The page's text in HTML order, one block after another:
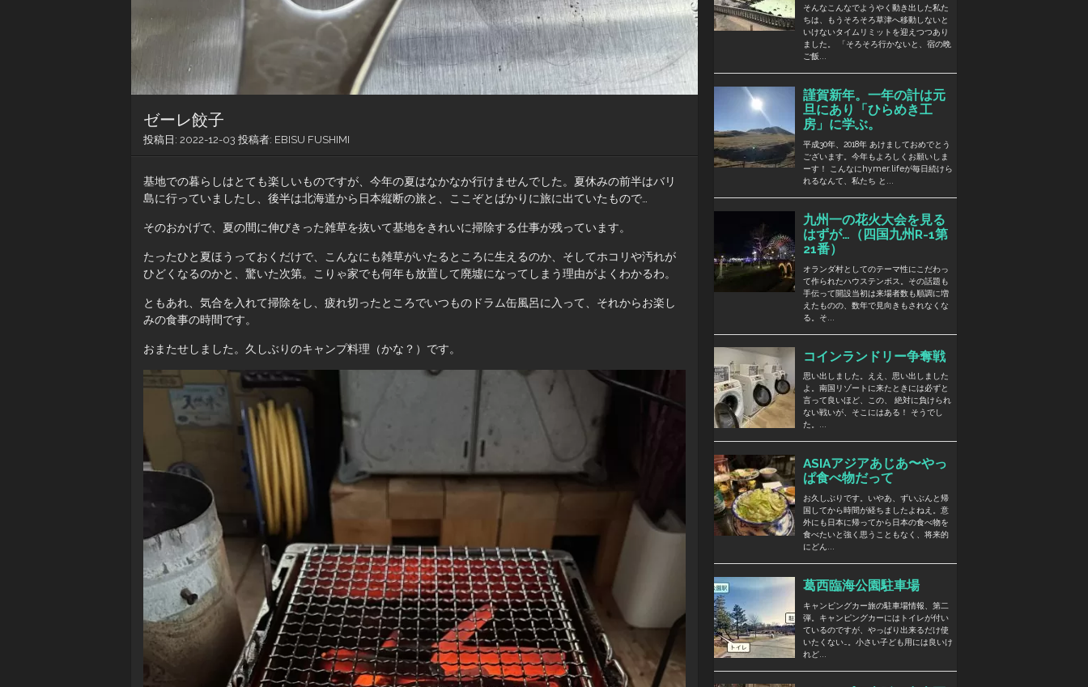
ゼーレ餃子
投稿日: 2022-12-03 投稿者: EBISU FUSHIMI
基地での暮らしはとても楽しいものですが、今年の夏はなかなか行けませんでした。夏休みの前半はバリ
島に行っていましたし、後半は北海道から日本縦断の旅と、ここぞとばかりに旅に出ていたもので…
そのおかげで、夏の間に伸びきった雑草を抜いて基地をきれいに掃除する仕事が残っています。
たったひと夏ほうっておくだけで、こんなにも雑草がいたるところに生えるのか、そしてホコリや汚れが
ひどくなるのかと、驚いた次第。こりゃ家でも何年も放置して廃墟になってしまう理由がよくわかるわ。
ともあれ、気合を入れて掃除をし、疲れ切ったところでいつものドラム缶風呂に入って、それからお楽し
みの食事の時間です。
おまたせしました。久しぶりのキャンプ料理（かな？）です。